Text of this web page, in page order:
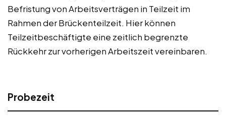
Befristung von Arbeitsverträgen in Teilzeit im
Rahmen der Brückenteilzeit. Hier können
Teilzeitbeschäftigte eine zeitlich begrenzte
Rückkehr zur vorherigen Arbeitszeit vereinbaren.
Probezeit